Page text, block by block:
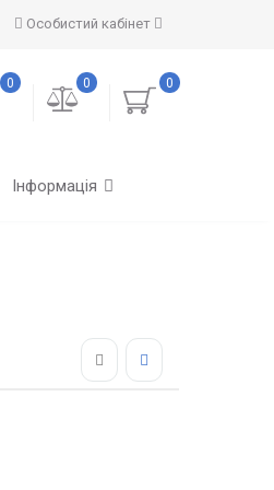
Особистий кабінет
0
0
0
Інформація